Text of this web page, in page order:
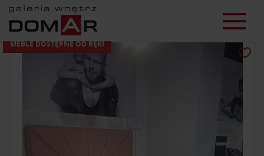
MEBLE DOSTĘPNE OD RĘKI